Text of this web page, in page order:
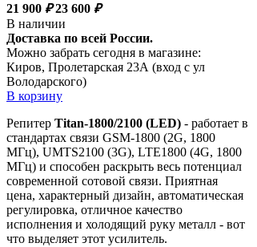
21 900 ₽ 23 600 ₽
В наличии
Доставка по всей России.
Можно забрать сегодня в магазине:
Киров, Пролетарская 23А (вход с ул
Володарского)
В корзину
Репитер Titan-1800/2100 (LED) - работает в
стандартах связи GSM-1800 (2G, 1800
МГц), UMTS2100 (3G), LTE1800 (4G, 1800
МГц) и способен раскрыть весь потенциал
современной сотовой связи. Приятная
цена, характерный дизайн, автоматическая
регулировка, отличное качество
исполнения и холодящий руку металл - вот
что выделяет этот усилитель.